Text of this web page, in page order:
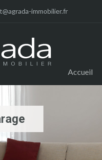
immobilier.fr
Accueil